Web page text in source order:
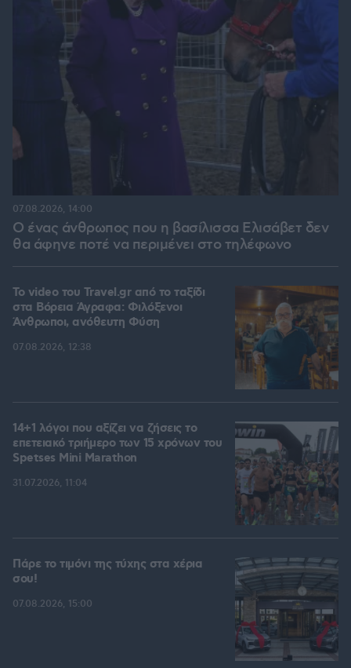
Ο ένας άνθρωπος που η βασίλισσα Ελισάβετ δεν
θα άφηνε ποτέ να περιμένει στο τηλέφωνο
07.08.2026, 14:00
To video του Travel.gr από το ταξίδι
στα Βόρεια Άγραφα: Φιλόξενοι
Άνθρωποι, ανόθευτη Φύση
07.08.2026, 12:38
14+1 λόγοι που αξίζει να ζήσεις το
επετειακό τριήμερο των 15 χρόνων του
Spetses Mini Marathon
31.07.2026, 11:04
Πάρε το τιμόνι της τύχης στα χέρια
σου!
07.08.2026, 15:00